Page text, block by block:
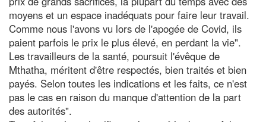
moyens et un espace inadéquats pour faire leur travail.
Comme nous l'avons vu lors de l'apogée de Covid, ils
paient parfois le prix le plus élevé, en perdant la vie".
Les travailleurs de la santé, poursuit l'évêque de
Mthatha, méritent d'être respectés, bien traités et bien
payés. Selon toutes les indications et les faits, ce n'est
pas le cas en raison du manque d'attention de la part
des autorités".